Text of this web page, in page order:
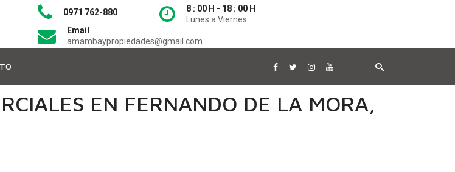
0971 762-880
8 : 00 H - 18 : 00 H
Lunes a Viernes
Email
amambaypropiedades@gmail.com
EN FERNANDO DE LA MORA,